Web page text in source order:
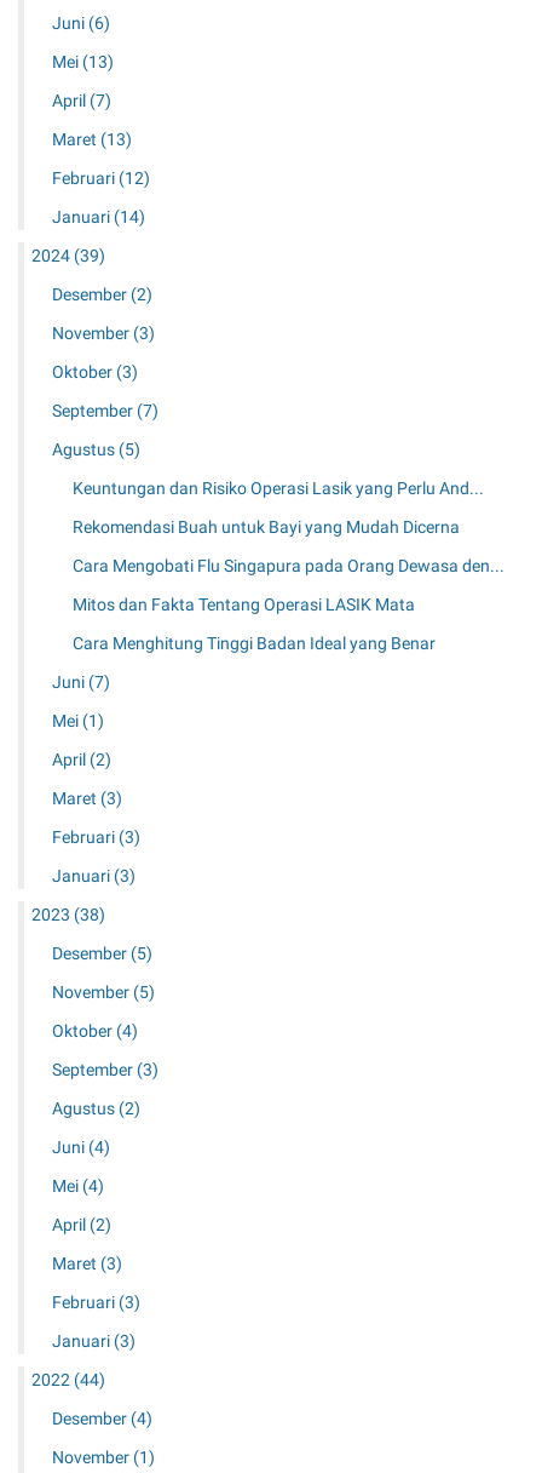
Juni (6)
Mei (13)
April (7)
Maret (13)
Februari (12)
Januari (14)
2024 (39)
Desember (2)
November (3)
Oktober (3)
September (7)
Agustus (5)
Keuntungan dan Risiko Operasi Lasik yang Perlu And...
Rekomendasi Buah untuk Bayi yang Mudah Dicerna
Cara Mengobati Flu Singapura pada Orang Dewasa den...
Mitos dan Fakta Tentang Operasi LASIK Mata
Cara Menghitung Tinggi Badan Ideal yang Benar
Juni (7)
Mei (1)
April (2)
Maret (3)
Februari (3)
Januari (3)
2023 (38)
Desember (5)
November (5)
Oktober (4)
September (3)
Agustus (2)
Juni (4)
Mei (4)
April (2)
Maret (3)
Februari (3)
Januari (3)
2022 (44)
Desember (4)
November (1)